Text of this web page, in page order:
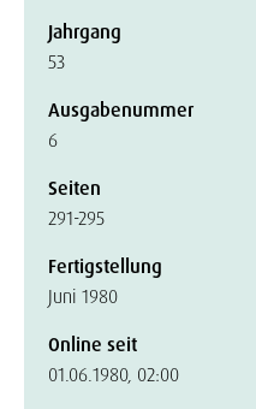
Jahrgang
53
Ausgabenummer
6
Seiten
291-295
Fertigstellung
Juni 1980
Online seit
01.06.1980, 02:00